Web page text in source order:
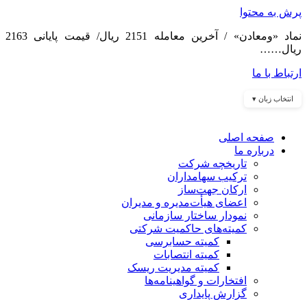
پرش به محتوا
نماد «ومعادن» / آخرین معامله 2151 ریال/ قیمت پایانی 2163
ریال……
ارتباط با ما
انتخاب زبان ▾
صفحه اصلی
درباره ما
تاریخچه شرکت
ترکیب سهامداران
ارکان جهت‌ساز
اعضای هیأت‌مدیره و مدیران
نمودار ساختار سازمانی
کمیته‌های حاکمیت شرکتی
کمیته حسابرسی
کمیته انتصابات
کمیته مدیریت ریسک
افتخارات و گواهینامه‌ها
گزارش پایداری